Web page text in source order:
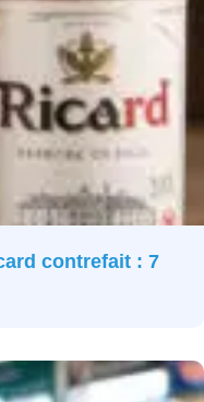
contrefait : 7